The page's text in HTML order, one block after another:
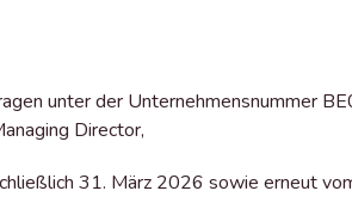
unter der Unternehmensnummer
Director,
31. März 2026 sowie erneut